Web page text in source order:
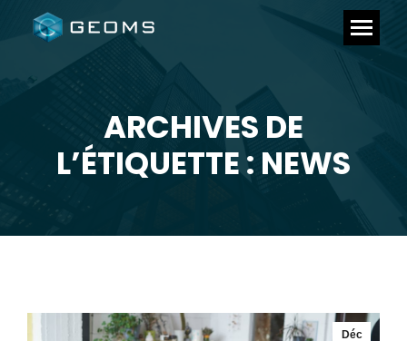
ARCHIVES DE
L’ÉTIQUETTE : NEWS
Vous êtes ici :
Déc